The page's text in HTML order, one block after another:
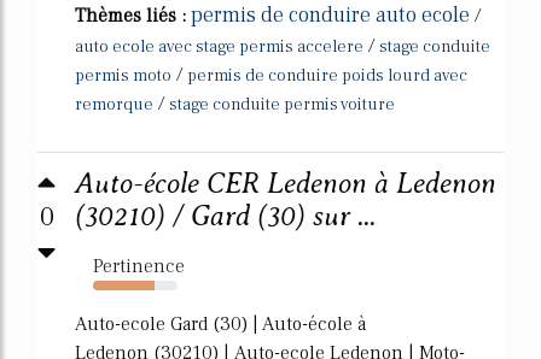
Thèmes liés : permis de conduire auto ecole /
auto ecole avec stage permis accelere /stage conduite
permis moto / permis de conduire poids lourd avec
remorque /stage conduite permis voiture
0
Auto-école CER Ledenon à Ledenon
(30210) / Gard (30) sur ...
Pertinence
73%
Auto-ecole Gard (30) | Auto-école à
Ledenon (30210) | Auto-ecole Ledenon | Moto-